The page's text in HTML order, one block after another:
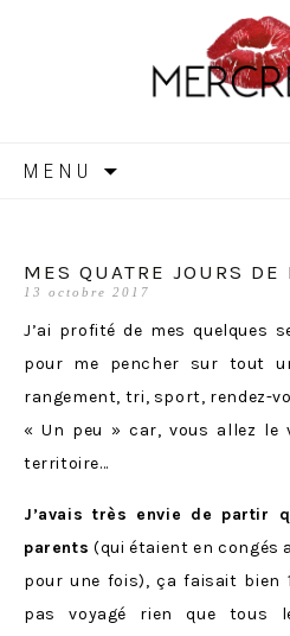
MENU
MES QUATRE JOURS
13 octobre 2017
J’ai profité de mes quelques
pour me pencher sur tout
rangement, tri, sport, rendez-
« Un peu » car, vous allez le
territoire…
J’avais très envie de partir
parents (qui étaient en congés
pour une fois), ça faisait bien
pas voyagé rien que tous